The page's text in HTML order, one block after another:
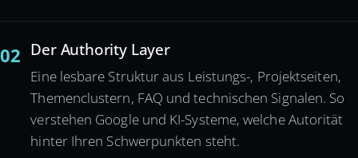
02 Der Authority Layer
Eine lesbare Struktur aus Leistungs-, Projektseiten,
Themenclustern, FAQ und technischen Signalen. So
verstehen Google und KI-Systeme, welche Autorität
hinter Ihren Schwerpunkten steht.